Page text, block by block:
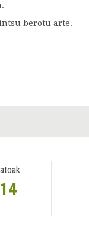
berotu arte.